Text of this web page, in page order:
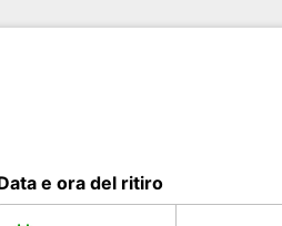
e ora del ritiro